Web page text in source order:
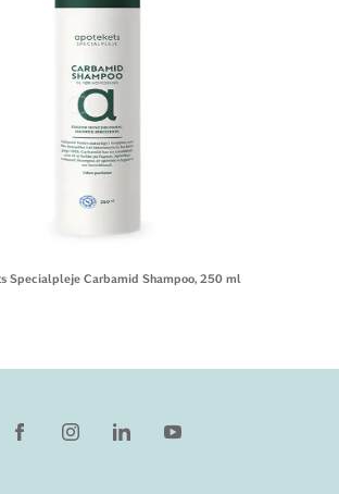
Specialpleje Carbamid Shampoo, 250 ml